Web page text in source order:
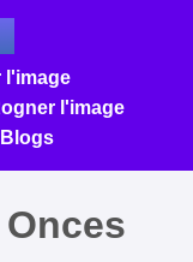
l'image
l'image
Blogs